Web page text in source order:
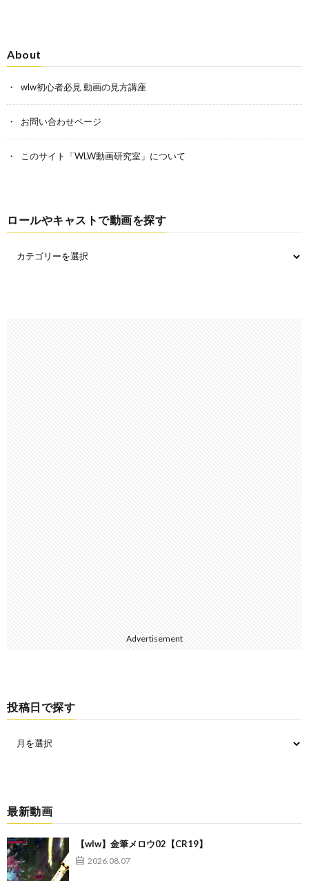
About
wlw初心者必見 動画の見方講座
お問い合わせページ
このサイト「WLW動画研究室」について
ロールやキャストで動画を探す
Advertisement
投稿日で探す
最新動画
【wlw】金筆メロウ02【CR19】
2026.08.07